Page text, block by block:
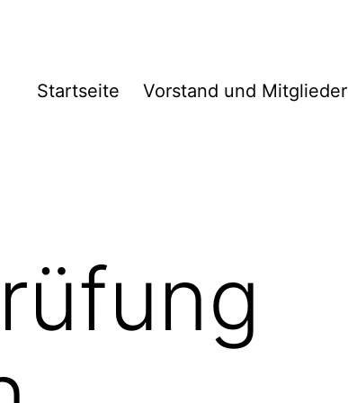
Startseite Vorstand und Mitglieder